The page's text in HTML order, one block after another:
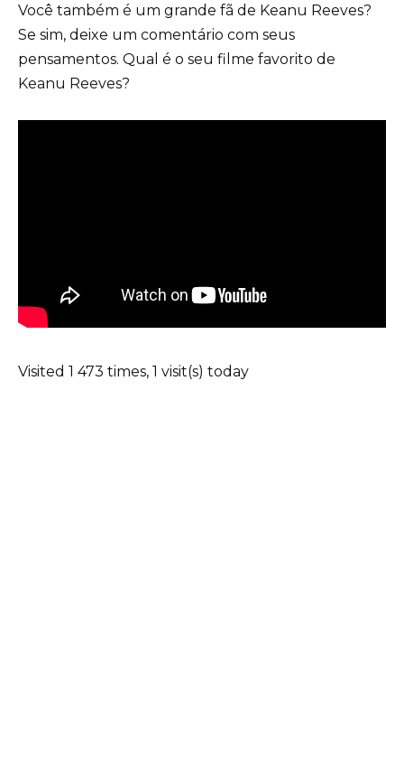
Você também é um grande fã de Keanu Reeves?
Se sim, deixe um comentário com seus
pensamentos. Qual é o seu filme favorito de
Keanu Reeves?
Visited 1 473 times, 1 visit(s) today